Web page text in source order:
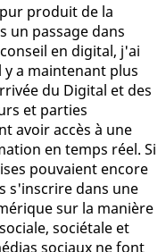
produit de la
un passage dans
en digital, j'ai
a maintenant plus
du Digital et des
et parties
avoir accès à une
en temps réel. Si
pouvaient encore
s'inscrire dans une
sur la manière
sociétale et
sociaux ne font